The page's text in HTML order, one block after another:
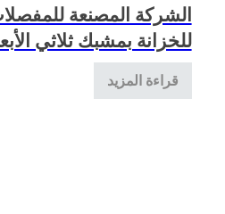
الشركة المصنعة
للخزانة بمشبك ثلاثي الأبعاد
قراءة المزيد